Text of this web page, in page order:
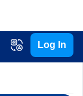
Log In